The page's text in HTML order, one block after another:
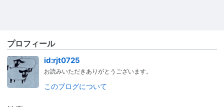
プロフィール
id:rjt0725
お読みいただきありがとうございます。
このブログについて